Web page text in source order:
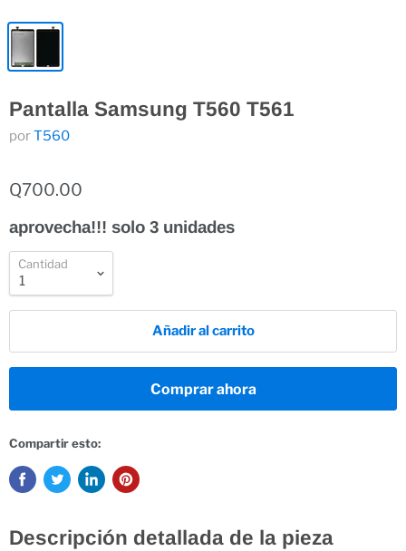
Pantalla Samsung T560 T561
porT560
Q700.00
aprovecha!!! solo 3 unidades
Cantidad
Añadir al carrito
Comprar ahora
Compartir esto:
Descripción detallada de la pieza